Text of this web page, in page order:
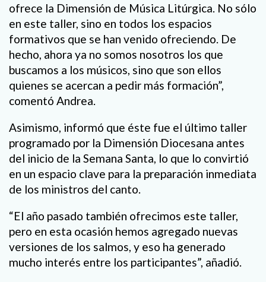
ofrece la Dimensión de Música Litúrgica. No sólo
en este taller, sino en todos los espacios
formativos que se han venido ofreciendo. De
hecho, ahora ya no somos nosotros los que
buscamos a los músicos, sino que son ellos
quienes se acercan a pedir más formación”,
comentó Andrea.
Asimismo, informó que éste fue el último taller
programado por la Dimensión Diocesana antes
del inicio de la Semana Santa, lo que lo convirtió
en un espacio clave para la preparación inmediata
de los ministros del canto.
“El año pasado también ofrecimos este taller,
pero en esta ocasión hemos agregado nuevas
versiones de los salmos, y eso ha generado
mucho interés entre los participantes”, añadió.